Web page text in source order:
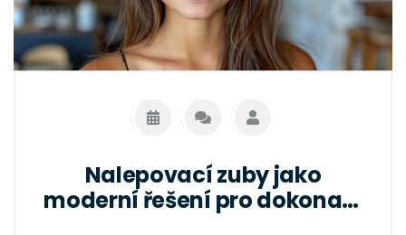
Nalepovací zuby jako
moderní řešení pro dokonalý